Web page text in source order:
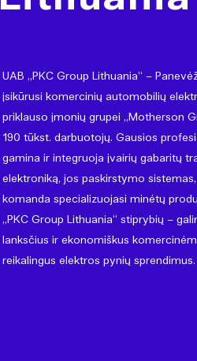
UAB „PKC Group Lithuania“ –
įsikūrusi komercinių automobilių
priklauso įmonių grupei „Motherson
190 tūkst. darbuotojų. Gausios
gamina ir integruoja įvairių gabaritų
elektroniką, jos paskirstymo
komanda specializuojasi minėtų
„PKC Group Lithuania“ stiprybių –
lanksčius ir ekonomiškus
reikalingus elektros pynių sprendimus.